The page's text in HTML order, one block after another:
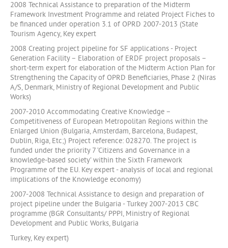
2008 Technical Assistance to preparation of the Midterm
Framework Investment Programme and related Project Fiches to
be financed under operation 3.1 of OPRD 2007-2013 (State
Tourism Agency, Key expert
2008 Creating project pipeline for SF applications - Project
Generation Facility – Elaboration of ERDF project proposals –
short-term expert for elaboration of the Midterm Action Plan for
Strengthening the Capacity of OPRD Beneficiaries, Phase 2 (Niras
A/S, Denmark, Ministry of Regional Development and Public
Works)
2007-2010 Accommodating Creative Knowledge –
Competitiveness of European Metropolitan Regions within the
Enlarged Union (Bulgaria, Amsterdam, Barcelona, Budapest,
Dublin, Riga, Etc;) Project reference: 028270. The project is
funded under the priority 7 ‘Citizens and Governance in a
knowledge-based society’ within the Sixth Framework
Programme of the EU. Key expert - analysis of local and regional
implications of the Knowledge economy)
2007-2008 Technical Assistance to design and preparation of
project pipeline under the Bulgaria - Turkey 2007-2013 CBC
programme (BGR Consultants/ PPPI, Ministry of Regional
Development and Public Works, Bulgaria
Turkey, Key expert)